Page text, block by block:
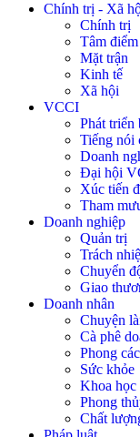
Chính trị - Xã
Chính trị
Tâm điểm
Mặt trận
Kinh tế
Xã hội
VCCI
Phát triển
Tiếng nói
Doanh
Đại hội
Xúc tiến
Tham
Doanh nghiệp
Quản trị
Trách
Chuyển
Giao
Doanh nhân
Chuyện
Cà phê
Phong
Sức khỏe
Khoa học
Phong
Chất